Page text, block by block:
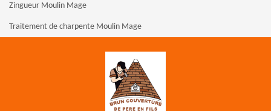
Zingueur Moulin Mage
Traitement de charpente Moulin Mage